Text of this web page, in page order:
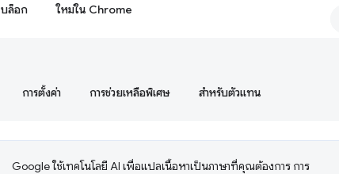
บล็อก ใหม่ใน Chrome
การตั้งค่า การช่วยเหลือพิเศษ สำหรับตัวแทน
Google ใช้เทคโนโลยี AI เพื่อแปลเนื้อหาเป็นภาษาที่คุณต้องการ การ